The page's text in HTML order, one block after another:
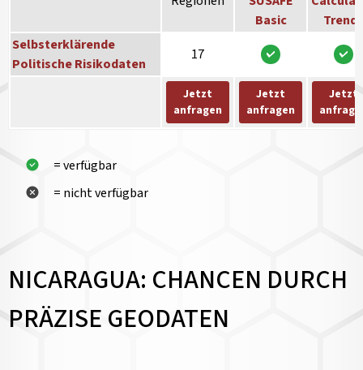
Basic
Trends
Selbsterklärende
Politische Risikodaten
17
Jetzt
anfragen
Jetzt
anfragen
Jetzt
= verfügbar
= nicht verfügbar
NICARAGUA: CHANCEN DURCH
PRÄZISE GEODATEN